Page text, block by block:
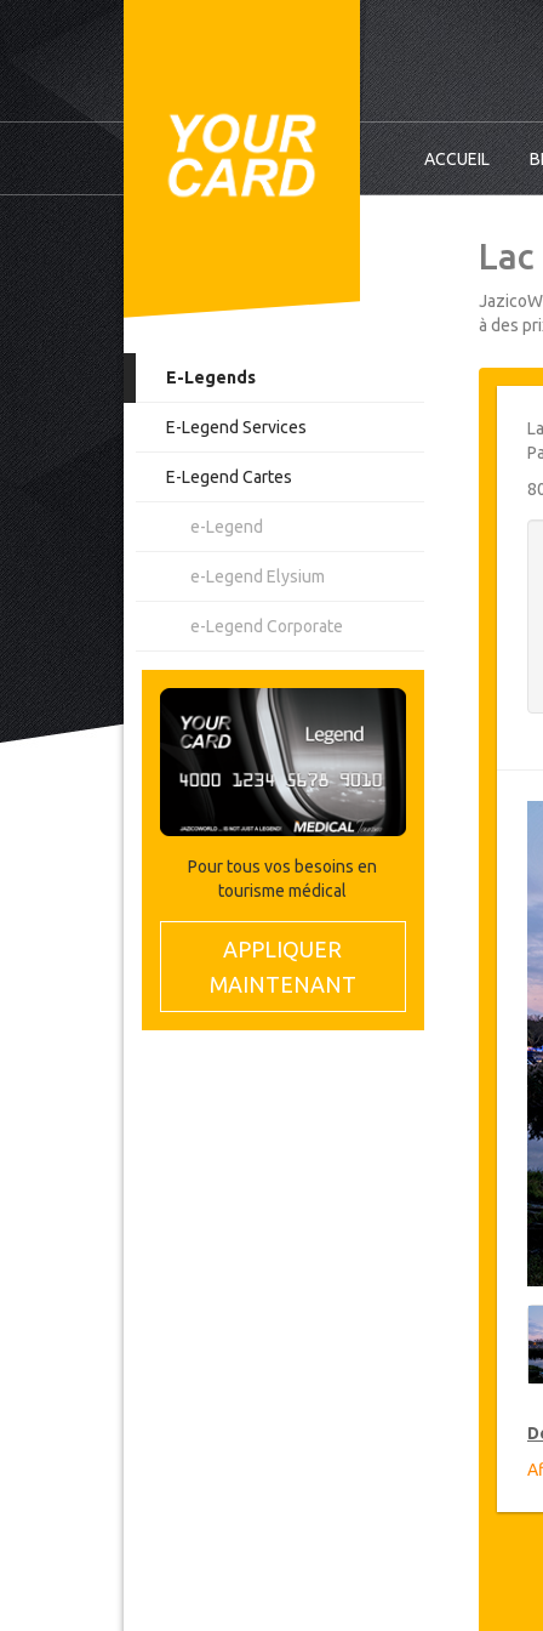
ACCUEIL
E-Legends
E-Legend Services
E-Legend Cartes
e-Legend
e-Legend Elysium
e-Legend Corporate
Pour tous vos besoins en
tourisme médical
APPLIQUER
MAINTENANT
à des